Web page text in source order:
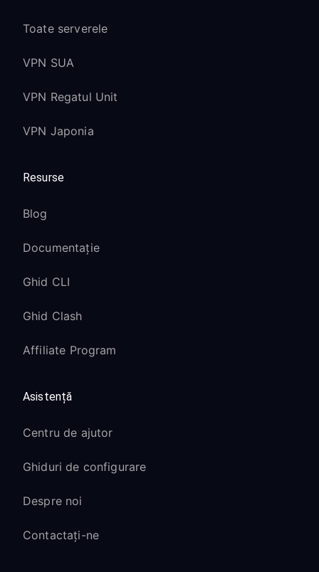
Toate serverele
VPN SUA
VPN Regatul Unit
VPN Japonia
Resurse
Blog
Documentație
Ghid CLI
Ghid Clash
Affiliate Program
Asistență
Centru de ajutor
Ghiduri de configurare
Despre noi
Contactați-ne